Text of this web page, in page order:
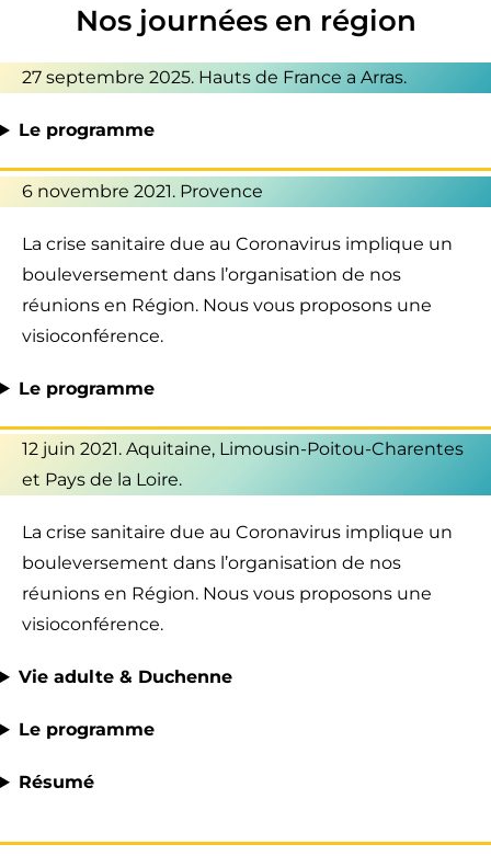
Nos journées en région
27 septembre 2025. Hauts de France a Arras.
Le programme
6 novembre 2021. Provence
La crise sanitaire due au Coronavirus implique un
bouleversement dans l’organisation de nos
réunions en Région. Nous vous proposons une
visioconférence.
Le programme
12 juin 2021. Aquitaine, Limousin-Poitou-Charentes
et Pays de la Loire.
La crise sanitaire due au Coronavirus implique un
bouleversement dans l’organisation de nos
réunions en Région. Nous vous proposons une
visioconférence.
Vie adulte & Duchenne
Le programme
Résumé